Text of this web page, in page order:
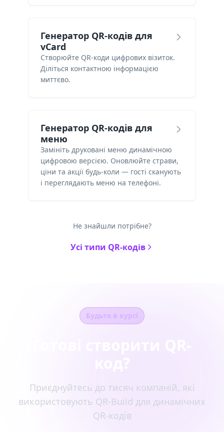
Генератор QR-кодів для
vCard
Створюйте QR-коди цифрових візиток.
Діліться контактною інформацією
миттєво.
Генератор QR-кодів для
меню
Замініть друковані меню динамічною
цифровою версією. Оновлюйте страви,
ціни та акції будь-коли — гості сканують
і переглядають меню на телефоні.
Не знайшли потрібне?
Усі типи QR-кодів
Будьте в курсі
Приєднуйтесь до тисяч компаній, які
використовують QR-Build для динамічних
QR-кодів